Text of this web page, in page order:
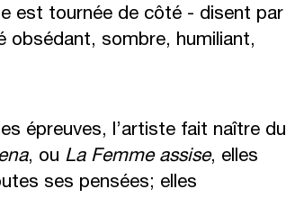
est tournée de côté - disent par
obsédant, sombre, humiliant,
épreuves, l’artiste fait naître du
, ou La Femme assise, elles
ses pensées; elles